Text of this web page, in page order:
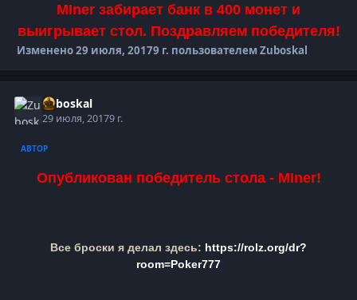
MIner забирает банк в 400 монет и
выигрывает стол. Поздравляем победителя!
Изменено29 июля, 20179 г. пользователем Zuboskal
Zuboskal
29 июля, 20179 г.
АВТОР
Опубликован победитель стола - MIner!
Все броски я делал здесь: https://rolz.org/dr?
room=Poker777